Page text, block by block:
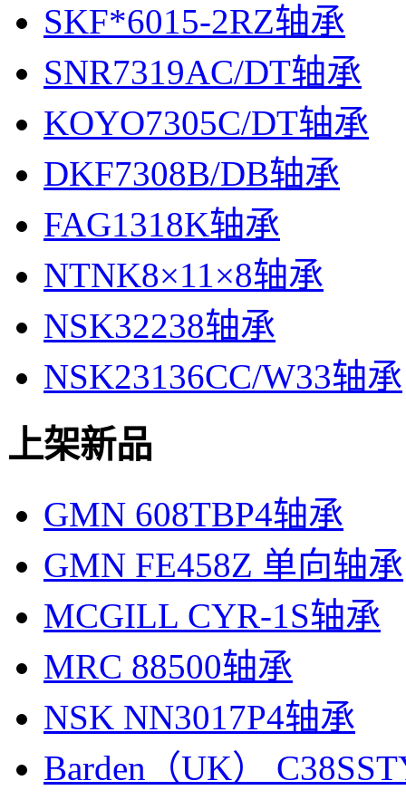
SKF*6015-2RZ轴承
SNR7319AC/DT轴承
KOYO7305C/DT轴承
DKF7308B/DB轴承
FAG1318K轴承
NTNK8×11×8轴承
NSK32238轴承
NSK23136CC/W33轴承
上架新品
GMN 608TBP4轴承
GMN FE458Z 单向轴承
MCGILL CYR-1S轴承
MRC 88500轴承
NSK NN3017P4轴承
Barden（UK）